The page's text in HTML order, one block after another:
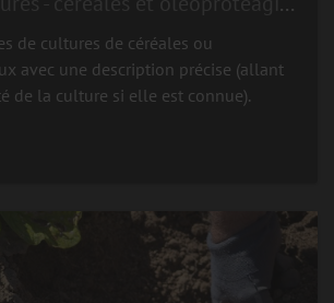
de cultures de céréales ou
avec une description précise (allant
de la culture si elle est connue).